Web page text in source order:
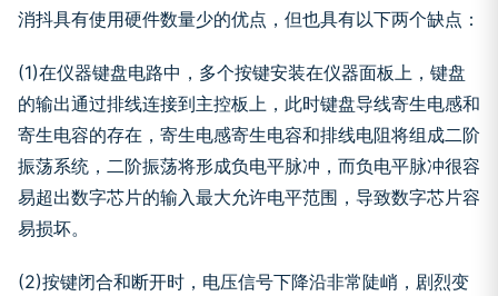
消抖具有使用硬件数量少的优点，但也具有以下两个缺点：
(1)在仪器键盘电路中，多个按键安装在仪器面板上，键盘
的输出通过排线连接到主控板上，此时键盘导线寄生电感和
寄生电容的存在，寄生电感寄生电容和排线电阻将组成二阶
振荡系统，二阶振荡将形成负电平脉冲，而负电平脉冲很容
易超出数字芯片的输入最大允许电平范围，导致数字芯片容
易损坏。
(2)按键闭合和断开时，电压信号下降沿非常陡峭，剧烈变